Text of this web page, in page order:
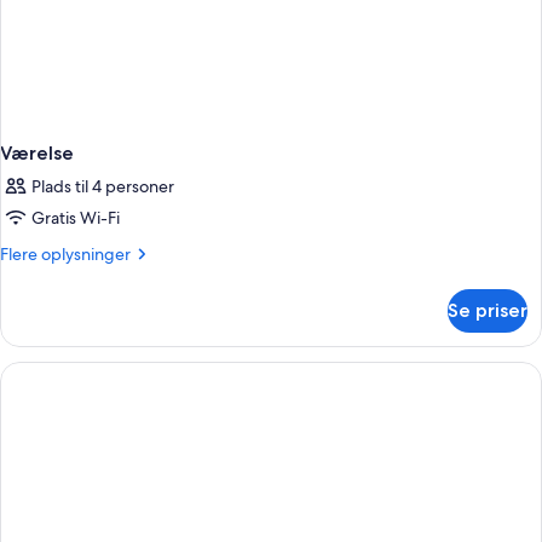
Værelse
Plads til 4 personer
Gratis Wi-Fi
Flere oplysninger
Flere
Se priser